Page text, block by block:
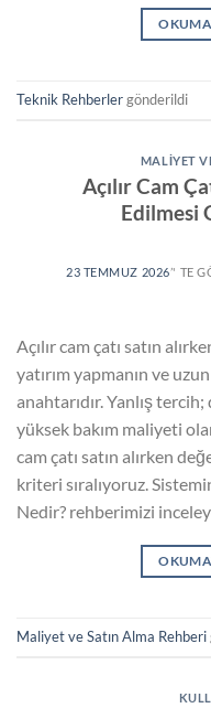
Teknik Rehberlergönderildi
MALIYET
Açılır Cam
Edilmesi
23 TEMMUZ 2026’' TE
Açılır cam çatı satın
yatırım yapmanın ve
anahtarıdır. Yanlış
yüksek bakım maliyeti
cam çatı satın alırken
kriteri sıralıyoruz.
Nedir? rehberimizi
Maliyet ve Satın Alma Rehberi